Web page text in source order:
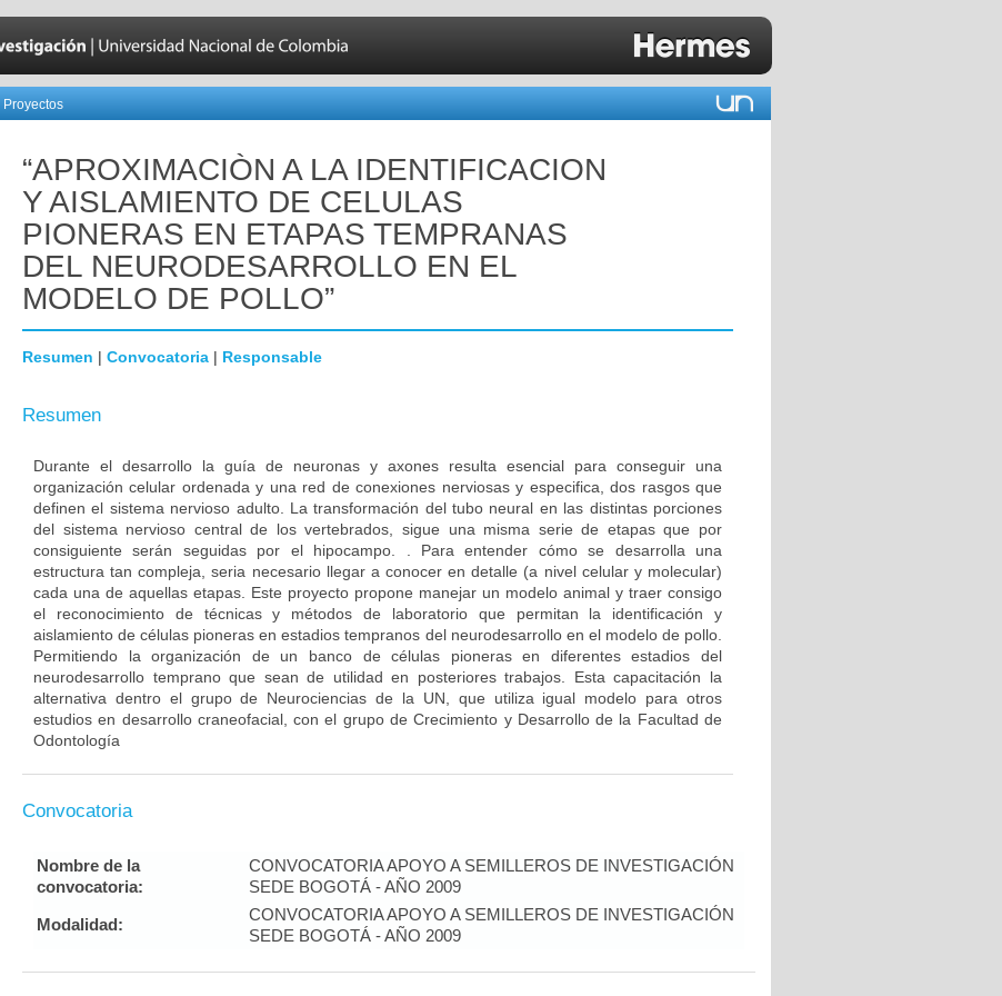
Proyectos
“APROXIMACIÒN A LA IDENTIFICACION
Y AISLAMIENTO DE CELULAS
PIONERAS EN ETAPAS TEMPRANAS
DEL NEURODESARROLLO EN EL
MODELO DE POLLO”
Resumen | Convocatoria | Responsable
Resumen
Durante el desarrollo la guía de neuronas y axones resulta esencial para conseguir una
organización celular ordenada y una red de conexiones nerviosas y especifica, dos rasgos que
definen el sistema nervioso adulto. La transformación del tubo neural en las distintas porciones
del sistema nervioso central de los vertebrados, sigue una misma serie de etapas que por
consiguiente serán seguidas por el hipocampo. . Para entender cómo se desarrolla una
estructura tan compleja, seria necesario llegar a conocer en detalle (a nivel celular y molecular)
cada una de aquellas etapas. Este proyecto propone manejar un modelo animal y traer consigo
el reconocimiento de técnicas y métodos de laboratorio que permitan la identificación y
aislamiento de células pioneras en estadios tempranos del neurodesarrollo en el modelo de pollo.
Permitiendo la organización de un banco de células pioneras en diferentes estadios del
neurodesarrollo temprano que sean de utilidad en posteriores trabajos. Esta capacitación la
alternativa dentro el grupo de Neurociencias de la UN, que utiliza igual modelo para otros
estudios en desarrollo craneofacial, con el grupo de Crecimiento y Desarrollo de la Facultad de
Odontología
Convocatoria
Nombre de la
convocatoria:
CONVOCATORIA APOYO A SEMILLEROS DE INVESTIGACIÓN
SEDE BOGOTÁ - AÑO 2009
Modalidad:
CONVOCATORIA APOYO A SEMILLEROS DE INVESTIGACIÓN
SEDE BOGOTÁ - AÑO 2009